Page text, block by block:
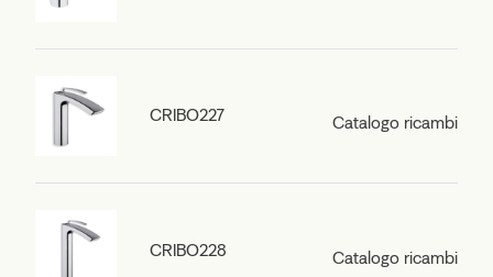
CRIBO227 Catalogo ricambi
CRIBO228 Catalogo ricambi